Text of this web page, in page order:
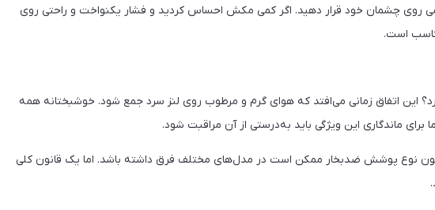
روی چشمان خود قرار دهید. اگر کمی مکش احساس کردید و فشار یکنواخت و راحتی روی
است.
این اتفاق زمانی می‌افتد که هوای گرم و مرطوب روی لنز سرد جمع شود. خوشبختانه همه
برای ماندگاری این ویژگی باید به‌درستی از آن مراقبت شود.
چون نوع پوشش ضدبخار ممکن است در مدل‌های مختلف فرق داشته باشد. اما یک قانون کلی